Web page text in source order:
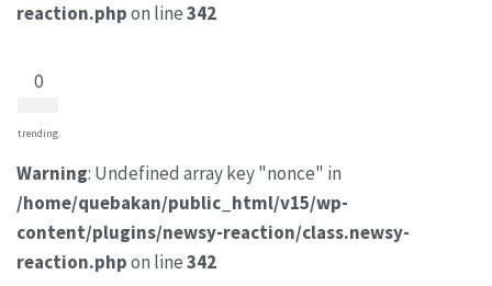
reaction.phpon line342
0
trending
Warning: Undefined array key "nonce" in
/home/quebakan/public_html/v15/wp-
content/plugins/newsy-reaction/class.newsy-
reaction.phpon line342